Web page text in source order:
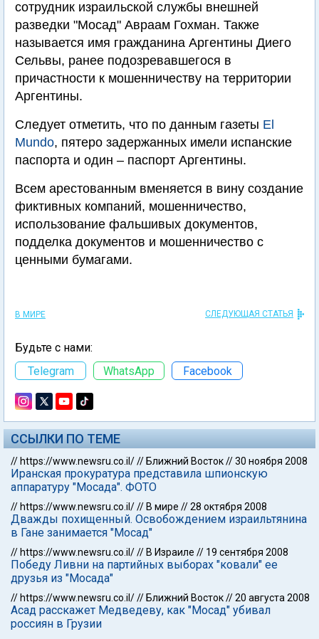
сотрудник израильской службы внешней
разведки "Мосад" Авраам Гохман. Также
называется имя гражданина Аргентины Диего
Сельвы, ранее подозревавшегося в
причастности к мошенничеству на территории
Аргентины.
Следует отметить, что по данным газеты El
Mundo, пятеро задержанных имели испанские
паспорта и один – паспорт Аргентины.
Всем арестованным вменяется в вину создание
фиктивных компаний, мошенничество,
использование фальшивых документов,
подделка документов и мошенничество с
ценными бумагами.
В МИРЕ СЛЕДУЮЩАЯ СТАТЬЯ
Будьте с нами:
Telegram
WhatsApp Facebook
ССЫЛКИ ПО ТЕМЕ
// https://www.newsru.co.il/// Ближний Восток//30 ноября 2008
Иранская прокуратура представила шпионскую
аппаратуру "Мосада". ФОТО
// https://www.newsru.co.il/// В мире //28 октября 2008
Дважды похищенный. Освобождением израильтянина
в Гане занимается "Мосад"
// https://www.newsru.co.il/// В Израиле // 19 сентября 2008
Победу Ливни на партийных выборах "ковали" ее
друзья из "Мосада"
// https://www.newsru.co.il/// Ближний Восток//20 августа 2008
Асад расскажет Медведеву, как "Мосад" убивал
россиян в Грузии